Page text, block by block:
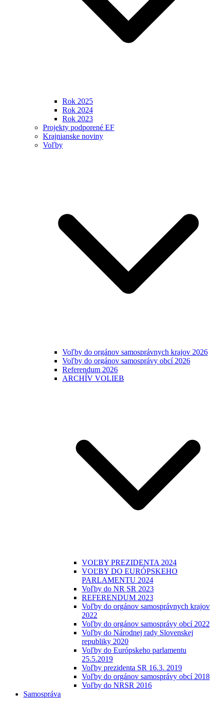
Rok 2025
Rok 2024
Rok 2023
Projekty podporené EF
Krajnianske noviny
Voľby
Voľby do orgánov samosprávnych krajov 2026
Voľby do orgánov samosprávy obcí 2026
Referendum 2026
ARCHÍV VOLIEB
VOĽBY PREZIDENTA 2024
VOĽBY DO EURÓPSKEHO
PARLAMENTU 2024
Voľby do NR SR 2023
REFERENDUM 2023
Voľby do orgánov samosprávnych krajov
2022
Voľby do orgánov samosprávy obcí 2022
Voľby do Národnej rady Slovenskej
republiky 2020
Voľby do Európskeho parlamentu
25.5.2019
Voľby prezidenta SR 16.3. 2019
Voľby do orgánov samosprávy obcí 2018
Voľby do NRSR 2016
Samospráva